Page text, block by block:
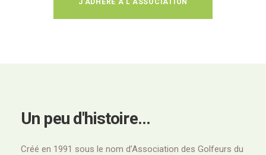
Un peu d'histoire...
Créé en 1991 sous le nom d’Association des Golfeurs du